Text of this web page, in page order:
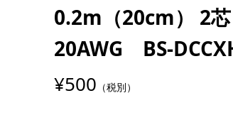
0.2m（20cm） 2
20AWG BS-
¥500 （税別）